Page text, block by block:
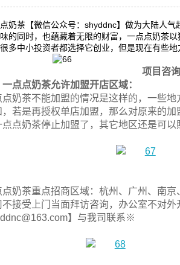
奶茶【微信公众号：shyddnc】做为大陆人
的同时，也蕴藏着无限的财富，一点点奶茶
多中小投资者都选择它创业，但是现在有些
项目咨
一点点奶茶允许加盟开店区域：
点奶茶不能加盟的情况是这样的，一些
，若是再授权单店加盟，那么对原来的
点点奶茶停止加盟了，其它地区还是可以
点奶茶重点招商区域：杭州、广州、南
不接受上门当面拜访咨询，办公室不对
】与我司联系※